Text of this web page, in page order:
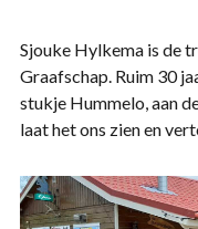
Sjouke Hylkema is de
Graafschap. Ruim 30
stukje Hummelo, aan
laat het ons zien en